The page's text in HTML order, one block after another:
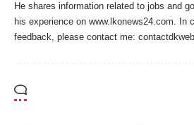
He shares information related to jobs and
his experience on www.lkonews24.com. In
feedback, please contact me: